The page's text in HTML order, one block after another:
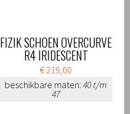
FIZIK SCHOEN OVERCURVE
R4 IRIDESCENT
€ 219,00
beschikbare maten: 40 t/m
47